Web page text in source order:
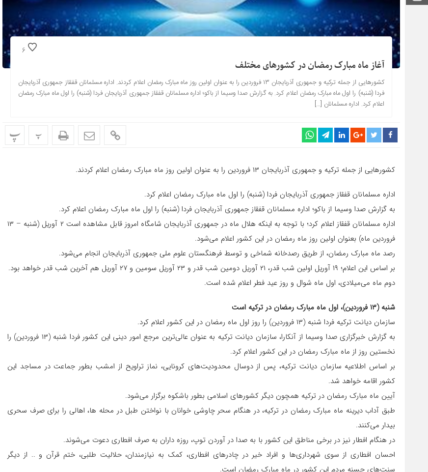
6
آغاز ماه مبارک رمضان در کشورهای مختلف
کشور‌هایی از جمله ترکیه و جمهوری آذربایجان ۱۳ فروردین را به عنوان اولین روز ماه مبارک رمضان اعلام کردند. اداره مسلمانان قفقاز جمهوری آذربایجان
فردا (شنبه) را اول ماه مبارک رمضان اعلام کرد. به گزارش صدا وسیما از باکو؛ اداره مسلمانان قفقاز جمهوری آذربایجان فردا (شنبه) را اول ماه مبارک رمضان
اعلام کرد. اداره مسلمانان […]
پ پ
کشور‌هایی از جمله ترکیه و جمهوری آذربایجان ۱۳ فروردین را به عنوان اولین روز ماه مبارک رمضان اعلام کردند.
اداره مسلمانان قفقاز جمهوری آذربایجان فردا (شنبه) را اول ماه مبارک رمضان اعلام کرد.
به گزارش صدا وسیما از باکو؛ اداره مسلمانان قفقاز جمهوری آذربایجان فردا (شنبه) را اول ماه مبارک رمضان اعلام کرد.
اداره مسلمانان قفقاز اعلام کرد؛ با توجه به اینکه هلال ماه در جمهوری آذربایجان شامگاه امروز قابل مشاهده است ۲ آوریل (شنبه – ۱۳
فروردین ماه) بعنوان اولین روز ماه رمضان در این کشور اعلام می‌شود.
رصد ماه مبارک رمضان، از طریق رصدخانه شماخی و توسط فرهنگستان علوم ملی جمهوری آذربایجان انجام می‌شود.
بر اساس این اعلام؛ ۱۹ آوریل اولین شب قدر، ۲۱ آوریل دومین شب قدر و ۲۳ آوریل سومین و ۲۷ آوریل هم آخرین شب قدر خواهد بود.
دوم ماه می‌میلادی، اول ماه شوال و روز عید فطر اعلام شده است.
شنبه (۱۳ فروردین)، اول ماه مبارک رمضان در ترکیه است
سازمان دیانت ترکیه فردا شنبه (۱۳ فروردین) را روز اول ماه رمضان در این کشور اعلام کرد.
به گزارش خبرگزاری صدا وسیما از آنکارا، سازمان دیانت ترکیه به عنوان عالی‌ترین مرجع امور دینی این کشور فردا شنبه (۱۳ فروردین) را
نخستین روز از ماه مبارک رمضان در این کشور اعلام کرد.
بر اساس اطلاعیه سازمان دیانت ترکیه، پس از دوسال محدودیت‌های کرونایی، نماز تراویح از امشب بطور جماعت در مساجد این
کشور اقامه خواهد شد.
آیین ماه مبارک رمضان در ترکیه همچون دیگر کشور‌های اسلامی بطور باشکوه برگزار می‌شود.
طبق آداب دیرینه ماه مبارک رمضان در ترکیه، در هنگام سحر چاوشی خوانان با نواختن طبل در محله ها، اهالی را برای صرف سحری
بیدار می‌کنند.
در هنگام افطار نیز در برخی مناطق این کشور با به صدا در آوردن توپ، روزه داران به صرف افطاری دعوت می‌شوند.
احسان افطاری از سوی شهرداری‌ها و افراد خیر در چادر‌های افطاری، کمک به نیازمندان، حلالیت طلبی، ختم قرآن و .. از دیگر
سنت‌های حسنه مردم این کشور در ماه مبارک رمضان است.